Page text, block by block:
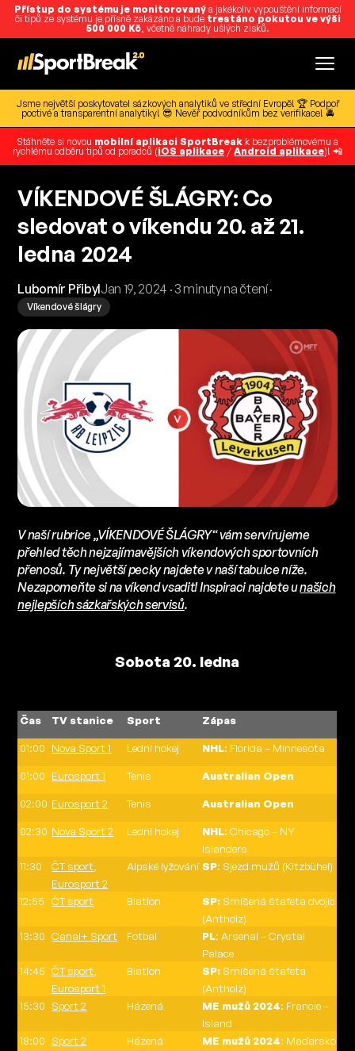
Přístup do systému je monitorovanýa jakékoliv vypouštění informací
či tipů ze systému je přísně zakázáno a bude trestáno pokutou ve výši
500 000 Kč, včetně náhrady ušlých zisků.
Jsme největší poskytovatel sázkových analytiků ve střední Evropě! 🏆 Podpoř
poctivé a transparentní analytiky! 😎 Nevěř podvodníkům bez verifikace! 🚔
Stáhněte si novou mobilní aplikaci SportBreak k bezproblémovému a
rychlému odběru tipů od poradců (iOS aplikace / Android aplikace)! 📲
VÍKENDOVÉ ŠLÁGRY: Co
sledovat o víkendu 20. až 21.
ledna 2024
Lubomír PřibylJan 19, 2024 · 3 minuty na čtení ·
Víkendové šlágry
V naší rubrice „VÍKENDOVÉ ŠLÁGRY“ vám servírujeme
přehled těch nejzajímavějších víkendových sportovních
přenosů. Ty největší pecky najdete v naší tabulce níže.
Nezapomeňte si na víkend vsadit! Inspiraci najdete unašich
nejlepších sázkařských servisů.
Sobota 20. ledna
Čas TV stanice Sport Zápas
01:00 Nova Sport 1 Lední hokej NHL: Florida – Minnesota
01:00 Eurosport 1 Tenis Australian Open
02:00 Eurosport 2 Tenis Australian Open
02:30 Nova Sport 2 Lední hokej NHL: Chicago – NY
Islanders
11:30
ČT sport
Eurosport 2
Alpské lyžování SP: Sjezd mužů (Kitzbühel)
12:55 ČT sport Biatlon SP: Smíšená štafeta dvojic
(Antholz)
13:30 Canal+ Sport Fotbal PL: Arsenal – Crystal
Palace
14:45 ČT sport
Eurosport 1
Biatlon SP: Smíšená štafeta
(Antholz)
15:30
Sport 2 Házená ME mužů 2024: Francie –
Island
18:00
Sport 2 Házená ME mužů 2024: Maďarsko